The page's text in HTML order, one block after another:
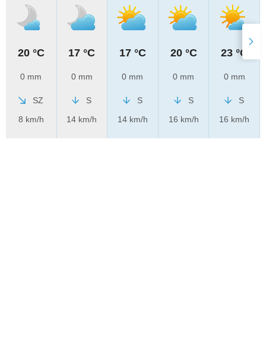
20 °C
0 mm
SZ
8 km/h
17 °C
0 mm
S
14 km/h
17 °C
0 mm
S
14 km/h
20 °C
0 mm
S
16 km/h
23 °C
0 mm
S
16 km/h